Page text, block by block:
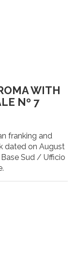
WITH
Nº 7
franking and
dated on August
Sud / Ufficio